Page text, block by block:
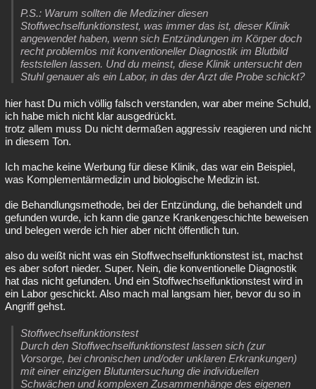
P.S.: Warum sollten die Mediziner diesen
Stoffwechselfunktionstest, was immer das ist, dieser Klinik
angewendet haben, wenn sich Entzündungen im Körper doch
recht problemlos mit konventioneller Diagnostik im Blutbild
feststellen lassen. Und du meinst, diese Klinik untersucht den
Stuhl genauer als ein Labor, in das der Arzt die Probe schickt?
hier hast Du mich völlig falsch verstanden, war aber meine Schuld,
ich habe mich nicht klar ausgedrückt.
trotz allem muss Du nicht dermaßen aggressiv reagieren und nicht
in diesem Ton.
Ich mache keine Werbung für diese Klinik, das war ein Beispiel,
was Komplementärmedizin und biologische Medizin ist.
die Behandlungsmethode, bei der Entzündung, die behandelt und
gefunden wurde, ich kann die ganze Krankengeschichte beweisen
und belegen werde ich hier aber nicht öffentlich tun.
also du weißt nicht was ein Stoffwechselfunktionstest ist, machst
es aber sofort nieder. Super. Nein, die konventionelle Diagnostik
hat das nicht gefunden. Und ein Stoffwechselfunktionstest wird in
ein Labor geschickt. Also mach mal langsam hier, bevor du so in
Angriff gehst.
Stoffwechselfunktionstest
Durch den Stoffwechselfunktionstest lassen sich (zur
Vorsorge, bei chronischen und/oder unklaren Erkrankungen)
mit einer einzigen Blutuntersuchung die individuellen
Schwächen und komplexen Zusammenhänge des eigenen